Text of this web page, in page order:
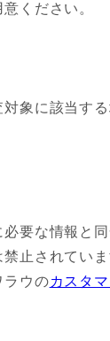
ください。
象に該当す
要な情報と同
止されていま
ラウのカスタ